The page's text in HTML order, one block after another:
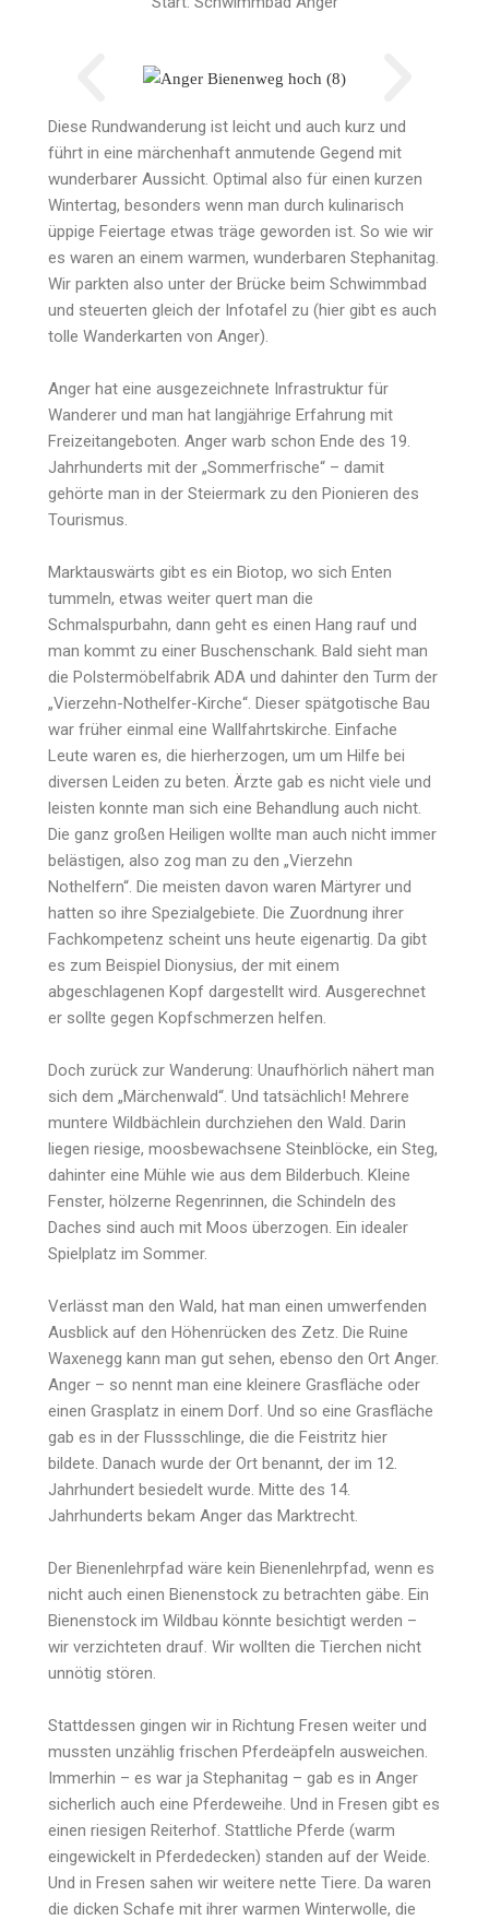
Diese Rundwanderung ist leicht und auch kurz und
führt in eine märchenhaft anmutende Gegend mit
wunderbarer Aussicht. Optimal also für einen kurzen
Wintertag, besonders wenn man durch kulinarisch
üppige Feiertage etwas träge geworden ist. So wie wir
es waren an einem warmen, wunderbaren Stephanitag.
Wir parkten also unter der Brücke beim Schwimmbad
und steuerten gleich der Infotafel zu (hier gibt es auch
tolle Wanderkarten von Anger).
Anger hat eine ausgezeichnete Infrastruktur für
Wanderer und man hat langjährige Erfahrung mit
Freizeitangeboten. Anger warb schon Ende des 19.
Jahrhunderts mit der „Sommerfrische“ – damit
gehörte man in der Steiermark zu den Pionieren des
Tourismus.
Marktauswärts gibt es ein Biotop, wo sich Enten
tummeln, etwas weiter quert man die
Schmalspurbahn, dann geht es einen Hang rauf und
man kommt zu einer Buschenschank. Bald sieht man
die Polstermöbelfabrik ADA und dahinter den Turm der
„Vierzehn-Nothelfer-Kirche“. Dieser spätgotische Bau
war früher einmal eine Wallfahrtskirche. Einfache
Leute waren es, die hierherzogen, um um Hilfe bei
diversen Leiden zu beten. Ärzte gab es nicht viele und
leisten konnte man sich eine Behandlung auch nicht.
Die ganz großen Heiligen wollte man auch nicht immer
belästigen, also zog man zu den „Vierzehn
Nothelfern“. Die meisten davon waren Märtyrer und
hatten so ihre Spezialgebiete. Die Zuordnung ihrer
Fachkompetenz scheint uns heute eigenartig. Da gibt
es zum Beispiel Dionysius, der mit einem
abgeschlagenen Kopf dargestellt wird. Ausgerechnet
er sollte gegen Kopfschmerzen helfen.
Doch zurück zur Wanderung: Unaufhörlich nähert man
sich dem „Märchenwald“. Und tatsächlich! Mehrere
muntere Wildbächlein durchziehen den Wald. Darin
liegen riesige, moosbewachsene Steinblöcke, ein Steg,
dahinter eine Mühle wie aus dem Bilderbuch. Kleine
Fenster, hölzerne Regenrinnen, die Schindeln des
Daches sind auch mit Moos überzogen. Ein idealer
Spielplatz im Sommer.
Verlässt man den Wald, hat man einen umwerfenden
Ausblick auf den Höhenrücken des Zetz. Die Ruine
Waxenegg kann man gut sehen, ebenso den Ort Anger.
Anger – so nennt man eine kleinere Grasfläche oder
einen Grasplatz in einem Dorf. Und so eine Grasfläche
gab es in der Flussschlinge, die die Feistritz hier
bildete. Danach wurde der Ort benannt, der im 12.
Jahrhundert besiedelt wurde. Mitte des 14.
Jahrhunderts bekam Anger das Marktrecht.
Der Bienenlehrpfad wäre kein Bienenlehrpfad, wenn es
nicht auch einen Bienenstock zu betrachten gäbe. Ein
Bienenstock im Wildbau könnte besichtigt werden –
wir verzichteten drauf. Wir wollten die Tierchen nicht
unnötig stören.
Stattdessen gingen wir in Richtung Fresen weiter und
mussten unzählig frischen Pferdeäpfeln ausweichen.
Immerhin – es war ja Stephanitag – gab es in Anger
sicherlich auch eine Pferdeweihe. Und in Fresen gibt es
einen riesigen Reiterhof. Stattliche Pferde (warm
eingewickelt in Pferdedecken) standen auf der Weide.
Und in Fresen sahen wir weitere nette Tiere. Da waren
die dicken Schafe mit ihrer warmen Winterwolle, die